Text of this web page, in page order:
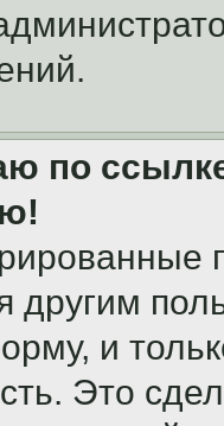
по
другим
и
Это